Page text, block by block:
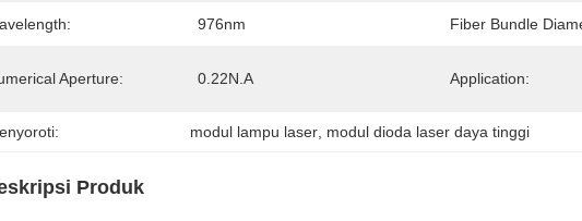
976nm Fiber Bundle
Aperture: 0.22N.A Application:
modul lampu laser modul dioda laser daya tinggi
Produk